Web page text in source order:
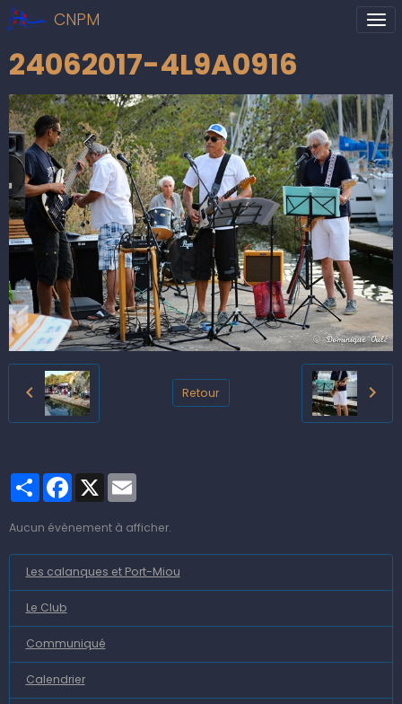
CNPM
24062017-4L9A0916
Retour
PartagerFacebook
X
Aucun évènement à afficher.
Les calanques et Port-Miou
Le Club
Communiqué
Calendrier